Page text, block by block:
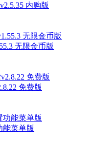
内购版
无限金币版
免费版
能菜单版